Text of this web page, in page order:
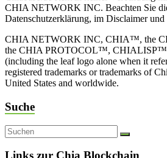
CHIA NETWORK INC. Beachten Sie
Datenschutzerklärung, im Disclaimer und
CHIA NETWORK INC, CHIA™, the
the CHIA PROTOCOL™, CHIALISP™
(including the leaf logo alone when it
registered trademarks or trademarks of
United States and worldwide.
Suche